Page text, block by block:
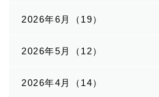
2026年6月（19）
2026年5月（12）
2026年4月（14）